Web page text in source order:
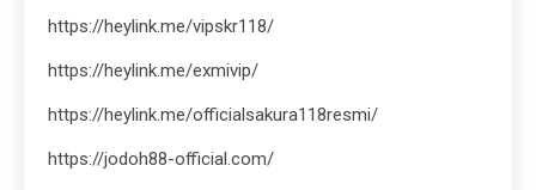
https://heylink.me/vipskr118/
https://heylink.me/exmivip/
https://heylink.me/officialsakura118resmi/
https://jodoh88-official.com/